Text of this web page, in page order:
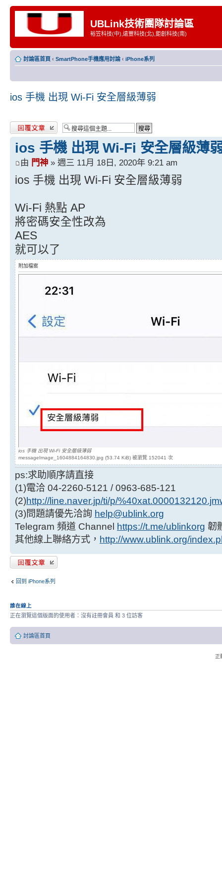
UBLink技術團隊討論區
裕笠科技(中),遠豐科技(北),鉅創科技(南)
討論區首頁 ‹ SmartPhone手機應用討論 ‹ iPhone系列
ios 手機 出現 Wi-Fi 安全層級薄弱
發表回覆
ios 手機 出現 Wi-Fi 安全層級薄
由 門神 » 週三 11月 18日, 2020年 9:21 am
ios 手機 出現 Wi-Fi 安全層級薄弱
Wi-Fi 熱點 AP
將密碼安全性改為
AES
就可以了
附加檔案
ios 手機 出現 Wi-Fi 安全層級薄弱
messageImage_1604884164830.jpg (53.74 KiB) 被瀏覽 152041 次
ps:求助順序請直接
(1)電洽 04-2260-5121 / 0963-685-121
(2)http://line.naver.jp/ti/p/
(3)問題請優先洽詢 help@ublink.org
Telegram 頻道 Channel https://t.me/ublinkorg 韌
其他線上聯絡方式， http://www.ublink.org/
發表回覆
回到 iPhone系列
誰在線上
正在瀏覽這個版面的使用者：沒有註冊會員 和 3 位訪客
討論區首頁
正